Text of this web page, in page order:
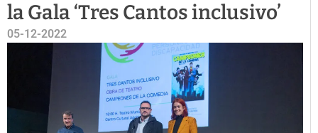
la Gala ‘Tres Cantos inclusivo’
05-12-2022